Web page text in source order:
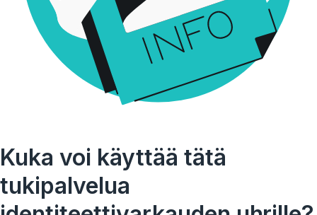
Kuka voi käyttää tätä
tukipalvelua